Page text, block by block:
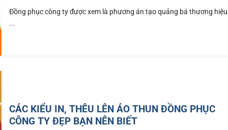
Đồng phục công ty được xem là phương án tạo quảng bá thương
...
CÁC KIỂU IN, THÊU LÊN ÁO THUN ĐỒNG PHỤC
CÔNG TY ĐẸP BẠN NÊN BIẾT